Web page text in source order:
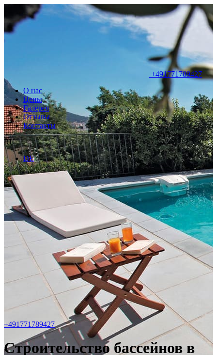
+491771789427
О нас
Цены
Галерея
Отзывы
Контакты
RU
DE
+491771789427
Строительство бассейнов в